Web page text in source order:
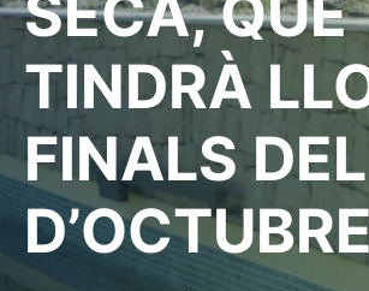
SECA, QUE
TINDRÀ
FINALS
D’OCTUBRE